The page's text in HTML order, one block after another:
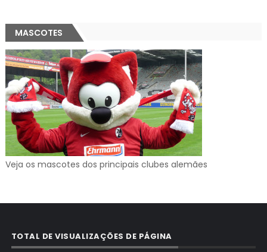
MASCOTES
Veja os mascotes dos principais clubes alemães
TOTAL DE VISUALIZAÇÕES DE PÁGINA